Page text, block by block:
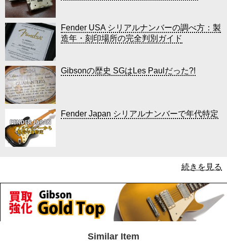
Fender USA シリアルナンバーの調べ方：製
造年・刻印場所の完全判別ガイド
Gibsonの歴史 SGはLes Paulだった?!
Fender Japan シリアルナンバーで年代特定
続きを見る
Similar Item